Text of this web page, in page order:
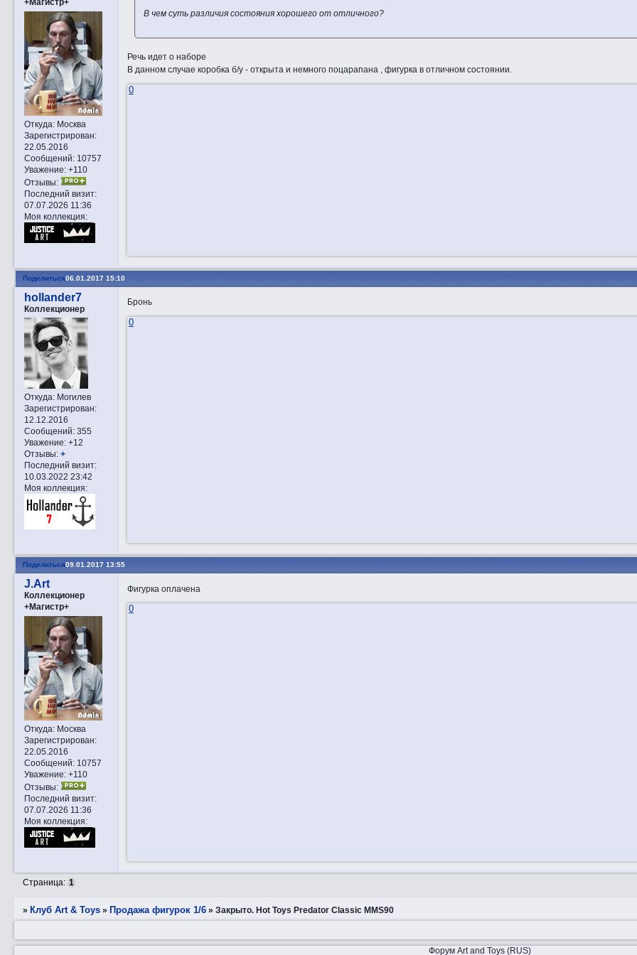
Откуда:Москва
Зарегистрирован:
22.05.2016
Сообщений:10757
Уважение: +110
Отзывы:
Последний визит:
07.07.2026 11:36
Моя коллекция:
В чем суть различия состояния хорошего от отличного?
Речь идет о наборе
В данном случае коробка б/у - открыта и немного поцарапана , фигурка в отличном состоянии.
0
Поделиться06.01.2017 15:10
hollander7
Коллекционер
Откуда:Могилев
Зарегистрирован:
12.12.2016
Сообщений:355
Уважение: +12
Отзывы: +
Последний визит:
10.03.2022 23:42
Моя коллекция:
Бронь
0
Поделиться09.01.2017 13:55
J.Art
Коллекционер
+Магистр+
Откуда:Москва
Зарегистрирован:
22.05.2016
Сообщений:10757
Уважение: +110
Отзывы:
Последний визит:
07.07.2026 11:36
Моя коллекция:
Фигурка оплачена
0
Страница: 1
» Клуб Art & Toys » Продажа фигурок 1/6 »Закрытo. Hot Toys Predator Classic MMS90
Форум Art and Toys (RUS)